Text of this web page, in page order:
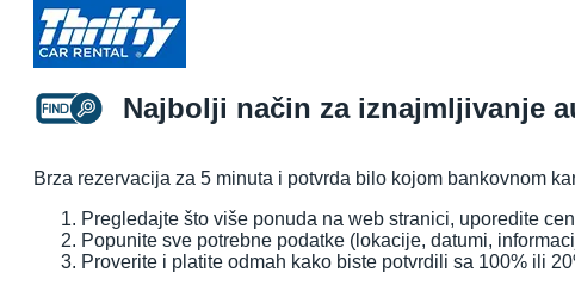
Najbolji način za iznajmljivanje
Brza rezervacija za 5 minuta i potvrda bilo kojom bankovnom
Pregledajte što više ponuda na web stranici, uporedite
Popunite sve potrebne podatke (lokacije, datumi,
Proverite i platite odmah kako biste potvrdili sa 100% ili